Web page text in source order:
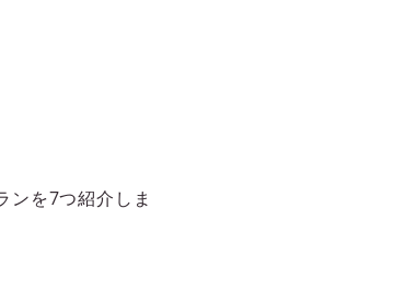
ンを7つ紹介しま